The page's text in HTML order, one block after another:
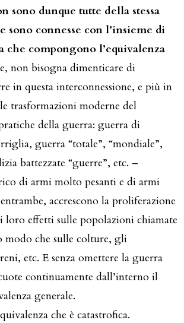
sono dunque tutte della stessa
sono connesse con l’insieme di
che compongono l’equivalenza
non bisogna dimenticare di
in questa interconnessione, e più in
trasformazioni moderne del
della guerra: guerra di
guerra “totale”, “mondiale”,
battezzate “guerre”, etc. –
di armi molto pesanti e di armi
accrescono la proliferazione
loro effetti sulle popolazioni chiamate
modo che sulle colture, gli
etc. E senza omettere la guerra
continuamente dall’interno il
generale.
che è catastrofica.